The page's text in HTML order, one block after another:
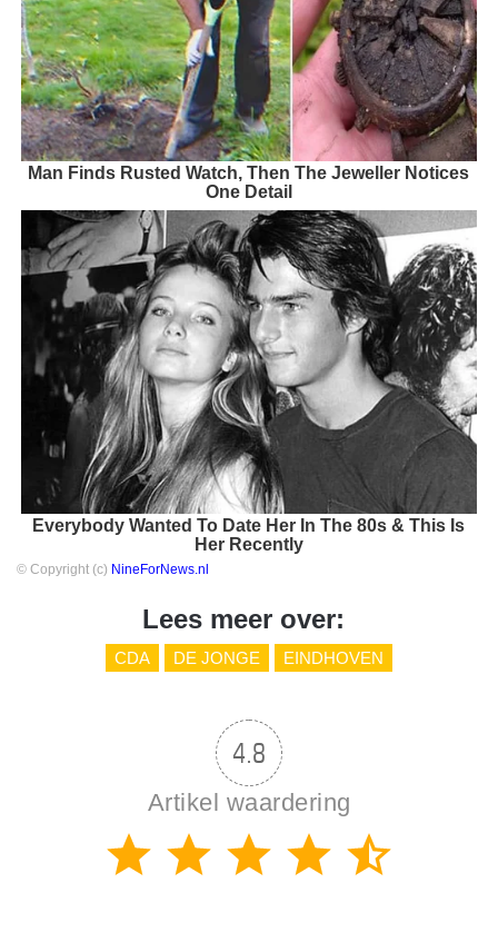
Man Finds Rusted Watch, Then The Jeweller Notices
One Detail
Everybody Wanted To Date Her In The 80s & This Is
Her Recently
© Copyright (c) NineForNews.nl
Lees meer over:
CDA DE JONGE EINDHOVEN
4.8
Artikel waardering